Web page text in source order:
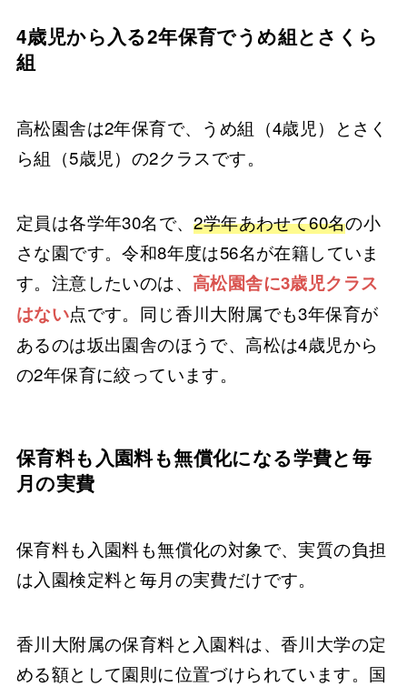
4歳児から入る2年保育でうめ組とさくら
組
高松園舎は2年保育で、うめ組（4歳児）とさく
ら組（5歳児）の2クラスです。
定員は各学年30名で、2学年あわせて60名の小
さな園です。令和8年度は56名が在籍していま
す。注意したいのは、 高松園舎に3歳児クラス
はない点です。同じ香川大附属でも3年保育が
あるのは坂出園舎のほうで、高松は4歳児から
の2年保育に絞っています。
保育料も入園料も無償化になる学費と毎
月の実費
保育料も入園料も無償化の対象で、実質の負担
は入園検定料と毎月の実費だけです。
香川大附属の保育料と入園料は、香川大学の定
める額として園則に位置づけられています。国